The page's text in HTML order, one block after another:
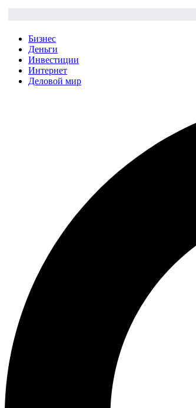
Бизнес
Деньги
Инвестиции
Интернет
Деловой мир